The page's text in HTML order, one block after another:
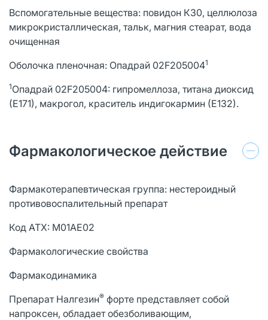
Вспомогательные вещества: повидон К30, целлюлоза
микрокристаллическая, тальк, магния стеарат, вода
очищенная
Оболочка пленочная: Опадрай 02F2050041
1Опадрай 02F205004: гипромеллоза, титана диоксид
(Е171), макрогол, краситель индигокармин (Е132).
Фармакологическое действие
Фармакотерапевтическая группа: нестероидный
противовоспалительный препарат
Код АТХ: М01АЕ02
Фармакологические свойства
Фармакодинамика
Препарат Налгезин® форте представляет собой
напроксен, обладает обезболивающим,